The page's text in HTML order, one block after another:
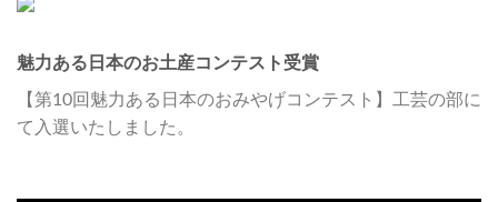
魅力ある日本のお土産コンテスト受賞
【第10回魅力ある日本のおみやげコンテスト】工芸の部に
て入選いたしました。